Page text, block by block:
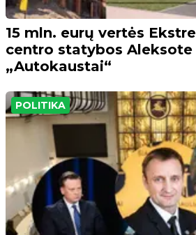
15 mln. eurų vertės
centro statybos
„Autokaustai“
POLITIKA